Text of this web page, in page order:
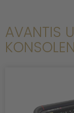
AVANTIS
KONSOLEN